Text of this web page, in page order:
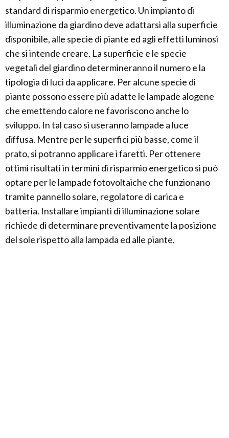
standard di risparmio energetico. Un impianto di
illuminazione da giardino deve adattarsi alla superficie
disponibile, alle specie di piante ed agli effetti luminosi
che si intende creare. La superficie e le specie
vegetali del giardino determineranno il numero e la
tipologia di luci da applicare. Per alcune specie di
piante possono essere più adatte le lampade alogene
che emettendo calore ne favoriscono anche lo
sviluppo. In tal caso si useranno lampade a luce
diffusa. Mentre per le superfici più basse, come il
prato, si potranno applicare i faretti. Per ottenere
ottimi risultati in termini di risparmio energetico si può
optare per le lampade fotovoltaiche che funzionano
tramite pannello solare, regolatore di carica e
batteria. Installare impianti di illuminazione solare
richiede di determinare preventivamente la posizione
del sole rispetto alla lampada ed alle piante.